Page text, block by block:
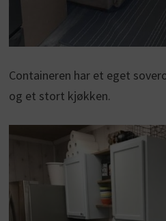
Containeren har et eget
og et stort kjøkken.